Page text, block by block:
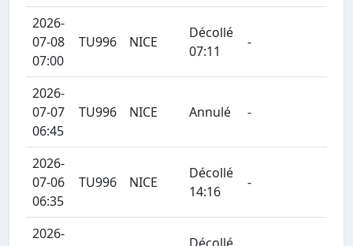
2026-
07-08
07:00
TU996 NICE
Décollé
07:11
-
2026-
07-07
06:45
TU996 NICE Annulé -
2026-
07-06
06:35
TU996 NICE
Décollé
14:16
-
2026-